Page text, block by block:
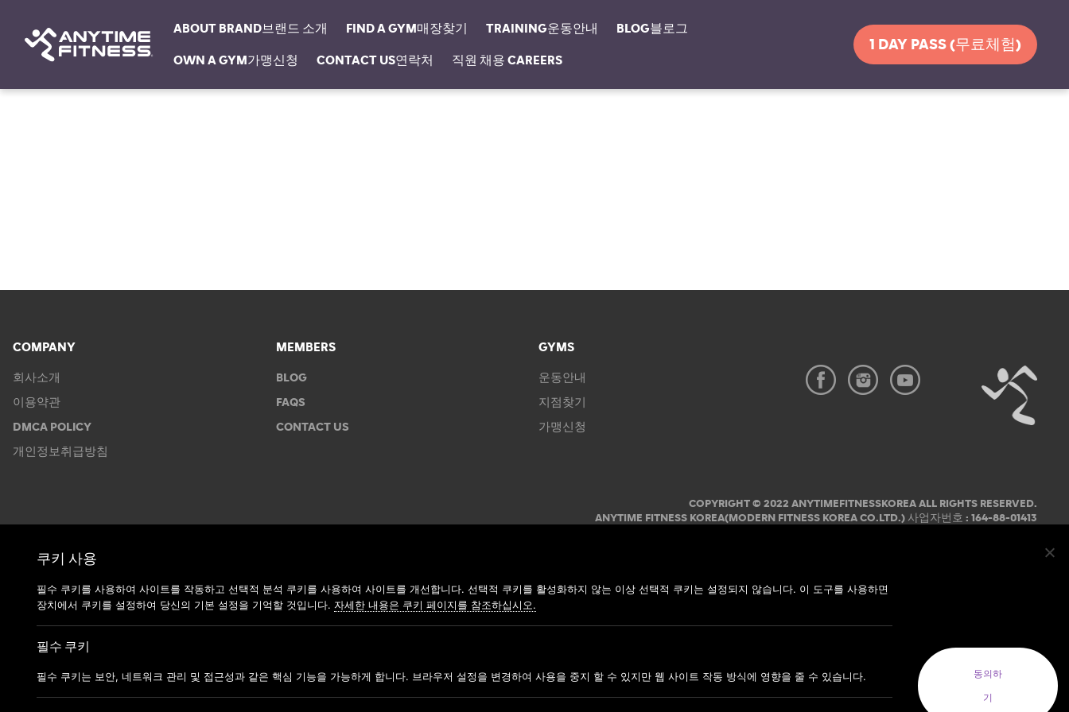
ABOUT BRAND브랜드 소개 FIND A GYM매장찾기 TRAINING운동안내 BLOG블로그
OWN A GYM가맹신청 CONTACT US연락처 직원 채용 CAREERS
1 DAY PASS (무료체험)
COMPANY
회사소개
이용약관
DMCA POLICY
개인정보취급방침
MEMBERS
BLOG
FAQS
CONTACT US
GYMS
운동안내
지점찾기
가맹신청
COPYRIGHT © 2022 ANYTIMEFITNESSKOREA ALL RIGHTS RESERVED.
ANYTIME FITNESS KOREA(MODERN FITNESS KOREA CO.LTD.) 사업자번호 : 164-88-01413
쿠키 사용
필수 쿠키를 사용하여 사이트를 작동하고 선택적 분석 쿠키를 사용하여 사이트를 개선합니다. 선택적 쿠키를 활성화하지 않는 이상 선택적 쿠키는 설정되지 않습니다. 이 도구를 사용하면
장치에서 쿠키를 설정하여 당신의 기본 설정을 기억할 것입니다. 자세한 내용은 쿠키 페이지를 참조하십시오.
필수 쿠키
필수 쿠키는 보안, 네트워크 관리 및 접근성과 같은 핵심 기능을 가능하게 합니다. 브라우저 설정을 변경하여 사용을 중지 할 수 있지만 웹 사이트 작동 방식에 영향을 줄 수 있습니다. 동의하
기